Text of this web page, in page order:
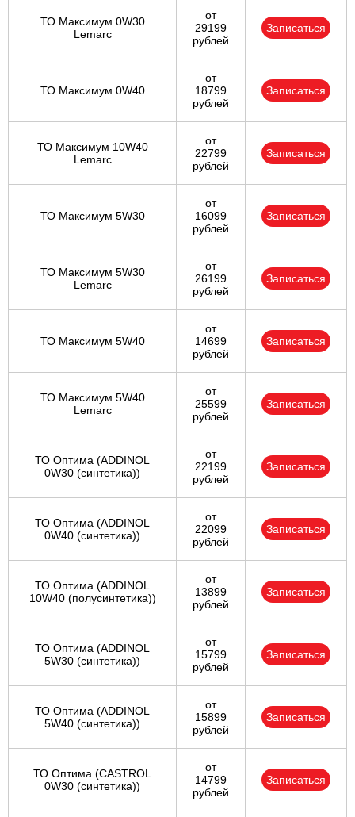
ТО Максимум 0W30
Lemarc
от
29199
рублей
Записаться
ТО Максимум 0W40
от
18799
рублей
Записаться
ТО Максимум 10W40
Lemarc
от
22799
рублей
Записаться
ТО Максимум 5W30
от
16099
рублей
Записаться
ТО Максимум 5W30
Lemarc
от
26199
рублей
Записаться
ТО Максимум 5W40
от
14699
рублей
Записаться
ТО Максимум 5W40
Lemarc
от
25599
рублей
Записаться
ТО Оптима (ADDINOL
0W30 (синтетика))
от
22199
рублей
Записаться
ТО Оптима (ADDINOL
0W40 (синтетика))
от
22099
рублей
Записаться
ТО Оптима (ADDINOL
10W40 (полусинтетика))
от
13899
рублей
Записаться
ТО Оптима (ADDINOL
5W30 (синтетика))
от
15799
рублей
Записаться
ТО Оптима (ADDINOL
5W40 (синтетика))
от
15899
рублей
Записаться
ТО Оптима (CASTROL
0W30 (синтетика))
от
14799
рублей
Записаться